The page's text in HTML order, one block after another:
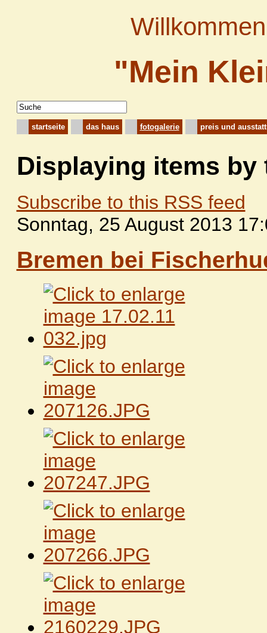
"Mein
startseite das haus fotogalerie preis und
Displaying items by
Subscribe to this RSS feed
Sonntag, 25 August 2013
Bremen bei